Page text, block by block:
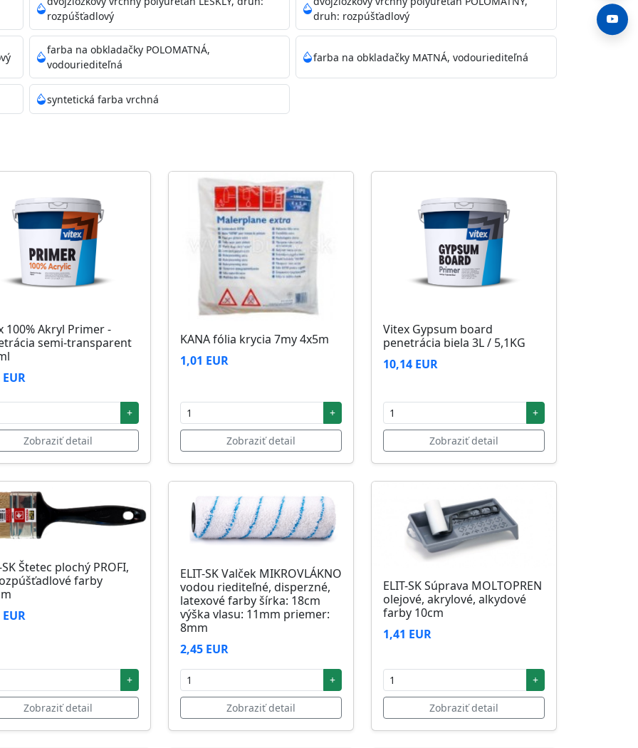
prachu, mastnoty, solí a materiálov so zlou priľnavosťou. Otvory alebo trhliny vyplňte
light putty a prebrúste. Nové alebo porézne povrchy natreté menej kvalitnými farbami
5°C až 25°C
rozpúšťadlový
druh: rozpúšťadlový
farba na obkladačky POLOMATNÁ,
vodouriediteľná
farba na obkladačky MATNÁ, vodouriediteľná
syntetická farba vrchná
100% Akryl Primer -
semi-transparent
+
Zobraziť detail
KANA fólia krycia 7my 4x5m
1,01 EUR
+
Zobraziť detail
Vitex Gypsum board
penetrácia biela 3L / 5,1KG
10,14 EUR
+
Zobraziť detail
SK Štetec plochý PROFI,
farby
+
Zobraziť detail
ELIT-SK Valček MIKROVLÁKNO
vodou riediteľné, disperzné,
latexové farby šírka: 18cm
výška vlasu: 11mm priemer:
8mm
2,45 EUR
+
Zobraziť detail
ELIT-SK Súprava MOLTOPREN
olejové, akrylové, alkydové
farby 10cm
1,41 EUR
+
Zobraziť detail